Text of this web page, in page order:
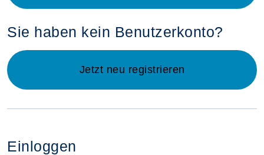
Sie haben kein Benutzerkonto?
Jetzt neu registrieren
Einloggen